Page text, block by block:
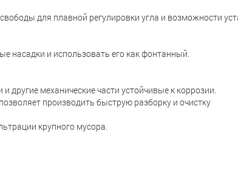
для плавной регулировки угла и возможности
насадки и использовать его как фонтанный.
другие механические части устойчивые к коррозии.
производить быструю разборку и очистку
крупного мусора.